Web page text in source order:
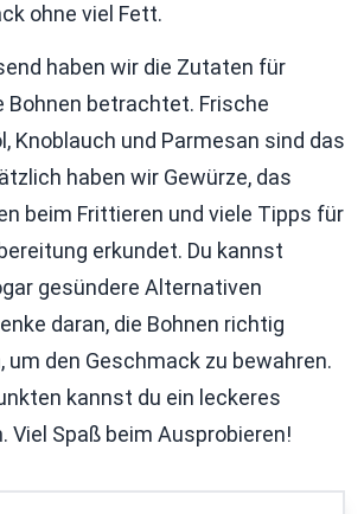
ohne viel Fett.
haben wir die Zutaten für
Bohnen betrachtet. Frische
Knoblauch und Parmesan sind das
haben wir Gewürze, das
beim Frittieren und viele Tipps für
erkundet. Du kannst
gesündere Alternativen
daran, die Bohnen richtig
um den Geschmack zu bewahren.
kannst du ein leckeres
Viel Spaß beim Ausprobieren!